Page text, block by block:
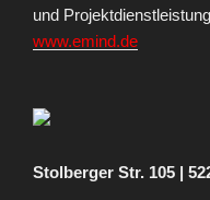
und
www.emind.de
Stolberger Str. 105 |